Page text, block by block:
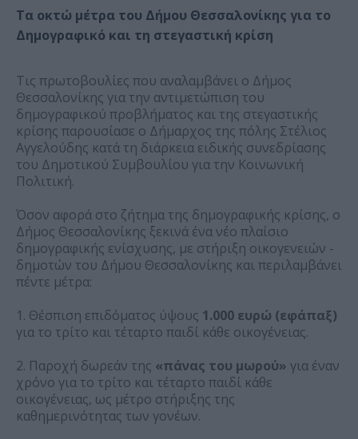
Τα οκτώ μέτρα του Δήμου Θεσσαλονίκης για το
Δημογραφικό και τη στεγαστική κρίση
Τις πρωτοβουλίες που αναλαμβάνει ο Δήμος
Θεσσαλονίκης για την αντιμετώπιση του
δημογραφικού προβλήματος και της στεγαστικής
κρίσης παρουσίασε ο Δήμαρχος της πόλης Στέλιος
Αγγελούδης κατά τη διάρκεια ειδικής συνεδρίασης
του Δημοτικού Συμβουλίου για την Κοινωνική
Πολιτική.
Όσον αφορά στο ζήτημα της δημογραφικής κρίσης, ο
Δήμος Θεσσαλονίκης ξεκινά ένα νέο πλαίσιο
δημογραφικής ενίσχυσης, με στήριξη οικογενειών -
δημοτών του Δήμου Θεσσαλονίκης και περιλαμβάνει
πέντε μέτρα:
1. Θέσπιση επιδόματος ύψους 1.000 ευρώ (εφάπαξ)
για το τρίτο και τέταρτο παιδί κάθε οικογένειας.
2. Παροχή δωρεάν της «πάνας του μωρού» για έναν
χρόνο για το τρίτο και τέταρτο παιδί κάθε
οικογένειας, ως μέτρο στήριξης της
καθημερινότητας των γονέων.